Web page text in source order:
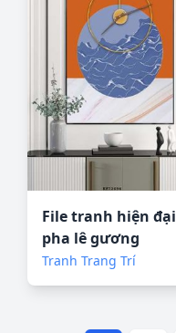
File tranh hiện đại
pha lê gương
KF72694
Tranh Trang Trí